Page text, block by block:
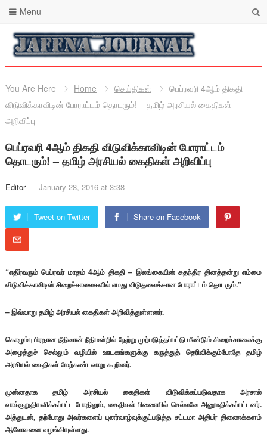
Menu
You Are Here Home செய்திகள்
பெப்ரவரி 4ஆம் திகதி
விடுவிக்காவிடின் போராட்டம் தொடரும்! – தமிழ் அரசியல் கைதிகள்
அறிவிப்பு
பெப்ரவரி 4ஆம் திகதி விடுவிக்காவிடின் போராட்டம்
தொடரும்! – தமிழ் அரசியல் கைதிகள் அறிவிப்பு
Editor - January 28, 2016 at 3:38
Tweet on Twitter Share on Facebook
“எதிர்வரும் பெப்ரவர் மாதம் 4ஆம் திகதி – இலங்கையின் சுதந்திர தினத்தன்று எம்மை
விடுவிக்காவிடின் சிறைச்சாலைகளில் எமது விடுதலைக்கான போராட்டம் தொடரும்.”
– இவ்வாறு தமிழ் அரசியல் கைதிகள் அறிவித்துள்ளனர்.
கொழும்பு பிரதான நீதிவான் நீதிமன்றில் நேற்று முற்படுத்தப்பட்டு மீண்டும் சிறைச்சாலைக்கு
அழைத்துச் செல்லும் வழியில் ஊடகங்களுக்கு கருத்துத் தெரிவிக்கும்போதே தமிழ்
அரசியல் கைதிகள் மேற்கண்டவாறு கூறினர்.
முன்னதாக தமிழ் அரசியல் கைதிகள் விடுவிக்கப்படுவதாக அரசால்
வாக்குறுதியளிக்கப்பட்ட போதிலும், கைதிகள் பிணையில் செல்லவே அனுமதிக்கப்பட்டனர்.
அத்துடன், தற்போது அவர்களைப் புனர்வாழ்வுக்குட்படுத்த சட்டமா அதிபர் திணைக்களம்
ஆலோசனை வழங்கியுள்ளது.